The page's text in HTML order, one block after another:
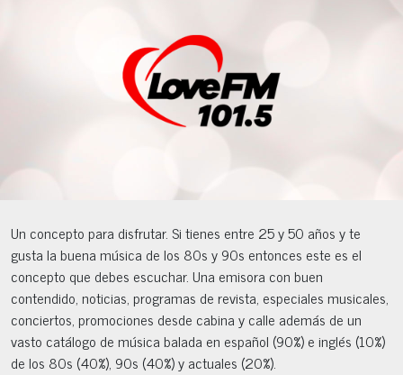
Un concepto para disfrutar. Si tienes entre 25 y 50 años y te
gusta la buena música de los 80s y 90s entonces este es el
concepto que debes escuchar. Una emisora con buen
contendido, noticias, programas de revista, especiales musicales,
conciertos, promociones desde cabina y calle además de un
vasto catálogo de música balada en español (90%) e inglés (10%)
de los 80s (40%), 90s (40%) y actuales (20%).